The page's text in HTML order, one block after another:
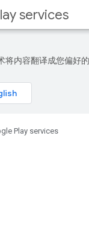
services
将内容翻译成您偏好
Play services